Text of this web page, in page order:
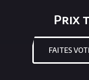
Prix
FAITES